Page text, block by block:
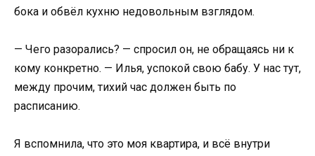
бока и обвёл кухню недовольным взглядом.
— Чего разорались? — спросил он, не обращаясь ни к
кому конкретно. — Илья, успокой свою бабу. У нас тут,
между прочим, тихий час должен быть по
расписанию.
Я вспомнила, что это моя квартира, и всё внутри